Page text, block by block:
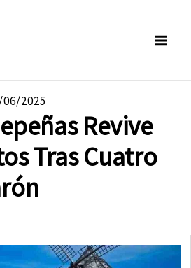
06/2025
Revive
Tras Cuatro